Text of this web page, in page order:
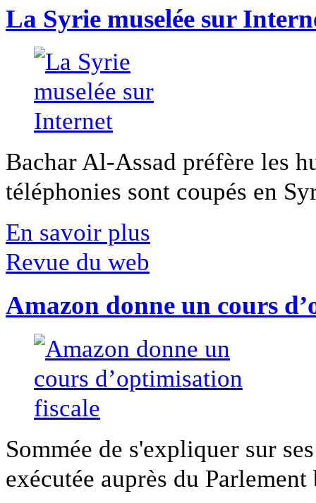
La Syrie muselée sur
Bachar Al-Assad préfère les
téléphonies sont coupés en
En savoir plus
Revue du web
Amazon donne un cours
Sommée de s'expliquer sur
exécutée auprès du